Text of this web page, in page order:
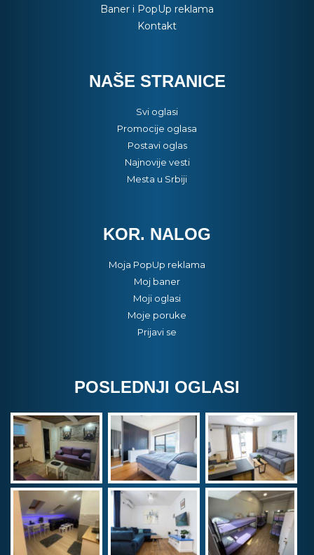
Baner i PopUp reklama
Kontakt
NAŠE STRANICE
Svi oglasi
Promocije oglasa
Postavi oglas
Najnovije vesti
Mesta u Srbiji
KOR. NALOG
Moja PopUp reklama
Moj baner
Moji oglasi
Moje poruke
Prijavi se
POSLEDNJI OGLASI